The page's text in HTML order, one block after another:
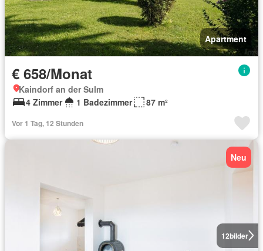
Apartment
€ 658/Monat
Kaindorf an der Sulm
4 Zimmer
1 Badezimmer 87 m²
Vor 1 Tag, 12 Stunden
12bilder
Neu